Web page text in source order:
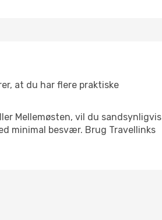
at du har flere praktiske
Mellemøsten, vil du sandsynligvis
minimal besvær. Brug Travellinks